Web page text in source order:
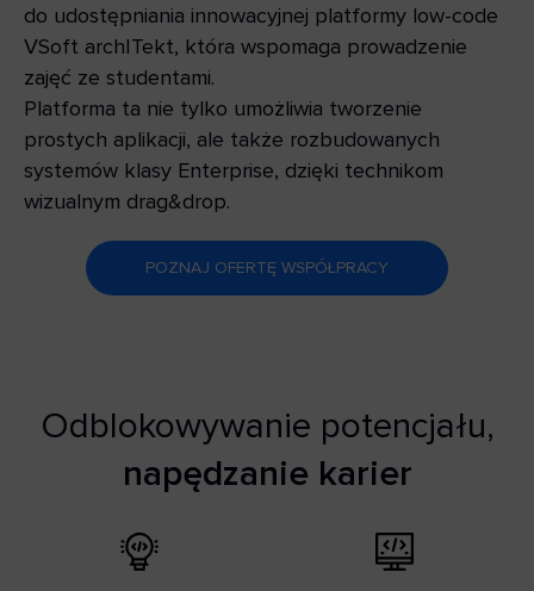
do udostępniania innowacyjnej platformy low-code
VSoft archITekt, która wspomaga prowadzenie
zajęć ze studentami.
Platforma ta nie tylko umożliwia tworzenie
prostych aplikacji, ale także rozbudowanych
systemów klasy Enterprise, dzięki technikom
wizualnym drag&drop.
POZNAJ OFERTĘ WSPÓŁPRACY
Odblokowywanie potencjału,
napędzanie karier